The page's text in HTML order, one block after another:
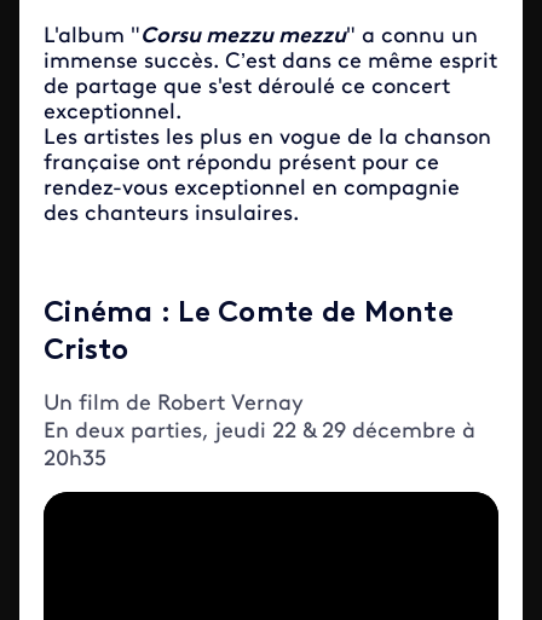
L'album "Corsu mezzu mezzu" a connu un
immense succès. C’est dans ce même esprit
de partage que s'est déroulé ce concert
exceptionnel.
Les artistes les plus en vogue de la chanson
française ont répondu présent pour ce
rendez-vous exceptionnel en compagnie
des chanteurs insulaires.
Cinéma : Le Comte de Monte
Cristo
Un film de Robert Vernay
En deux parties, jeudi 22 & 29 décembre à
20h35
Iframe